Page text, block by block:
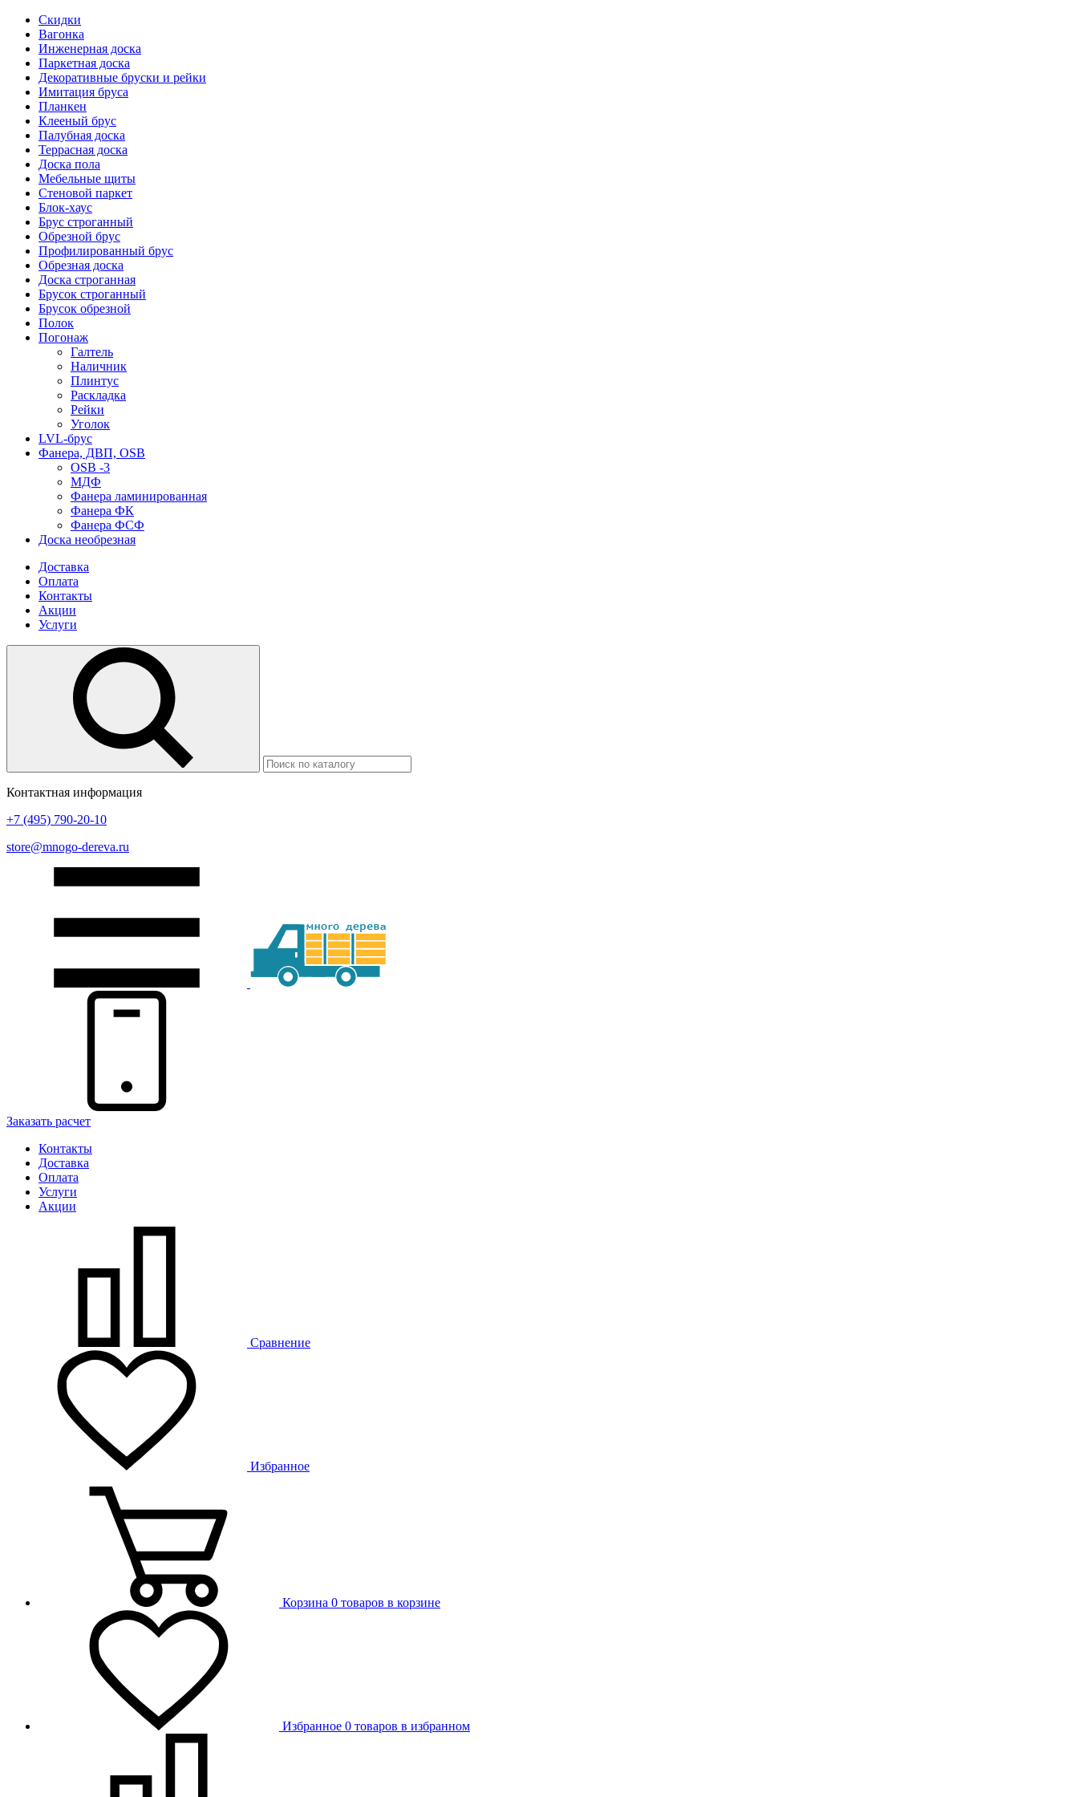
Скидки
Вагонка
Инженерная доска
Паркетная доска
Декоративные бруски и рейки
Имитация бруса
Планкен
Клееный брус
Палубная доска
Террасная доска
Доска пола
Мебельные щиты
Стеновой паркет
Блок-хаус
Брус строганный
Обрезной брус
Профилированный брус
Обрезная доска
Доска строганная
Брусок строганный
Брусок обрезной
Полок
Погонаж
Галтель
Наличник
Плинтус
Раскладка
Рейки
Уголок
LVL-брус
Фанера, ДВП, OSB
OSB -3
МДФ
Фанера ламинированная
Фанера ФК
Фанера ФСФ
Доска необрезная
Доставка
Оплата
Контакты
Акции
Услуги
Контактная информация
+7 (495) 790-20-10
store@mnogo-dereva.ru
Заказать расчет
Контакты
Доставка
Оплата
Услуги
Акции
Сравнение
Избранное
Корзина 0 товаров в корзине
Избранное 0 товаров в избранном